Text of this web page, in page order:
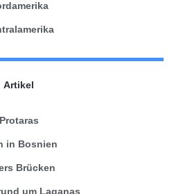
Artikel
Protaras
in Bosnien
Brücken
um Laganas